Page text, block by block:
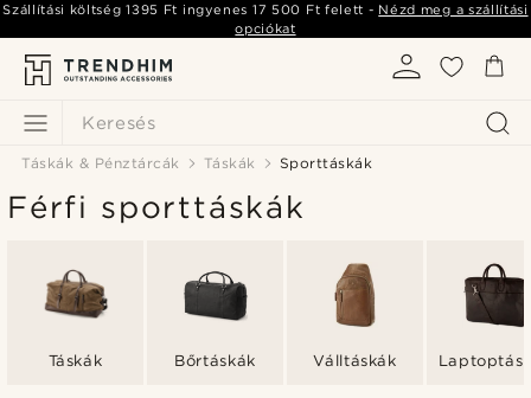
Keresés
Szállítási költség1395 Ft ingyenes 17 500 Ft felett - Nézd meg a szállítási
opciókat
Táskák & Pénztárcák Táskák Sporttáskák
Férfi sporttáskák
Táskák Bőrtáskák Válltáskák